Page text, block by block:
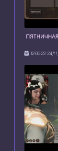
ПЯТНИЧНАЯ
12:00:22 24/